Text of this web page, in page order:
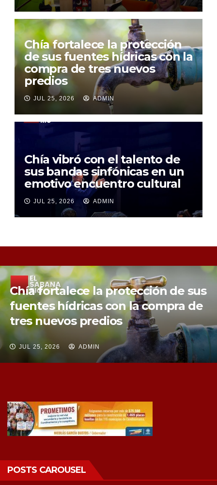
Chía fortalece la protección
de sus fuentes hídricas con la
compra de tres nuevos
predios
JUL 25, 2026 ADMIN
Chía vibró con el talento de
sus bandas sinfónicas en un
emotivo encuentro cultural
JUL 25, 2026 ADMIN
Chía fortalece la protección de sus
fuentes hídricas con la compra de
tres nuevos predios
JUL 25, 2026 ADMIN
POSTS CAROUSEL